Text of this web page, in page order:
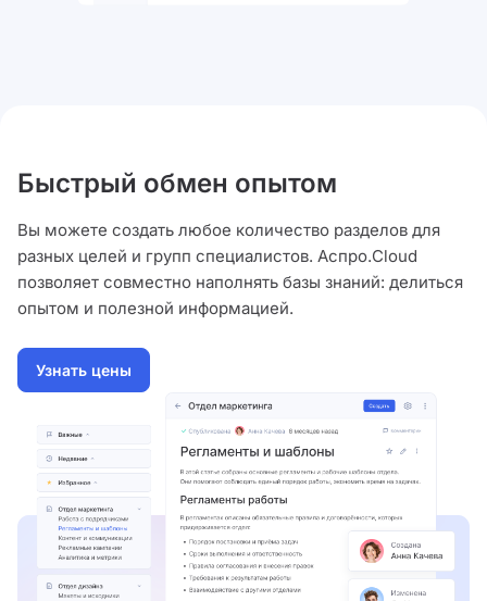
Быстрый обмен опытом
Вы можете создать любое количество разделов для
разных целей и групп специалистов. Аспро.Cloud
позволяет совместно наполнять базы знаний: делиться
опытом и полезной информацией.
Узнать цены